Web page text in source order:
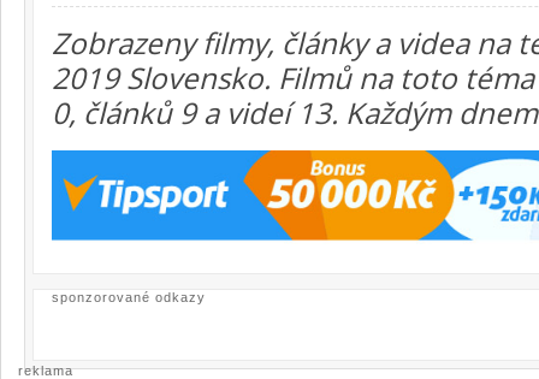
Zobrazeny filmy, články a videa na
2019 Slovensko. Filmů na toto
0, článků 9 a videí 13. Každým
sponzorované odkazy
reklama